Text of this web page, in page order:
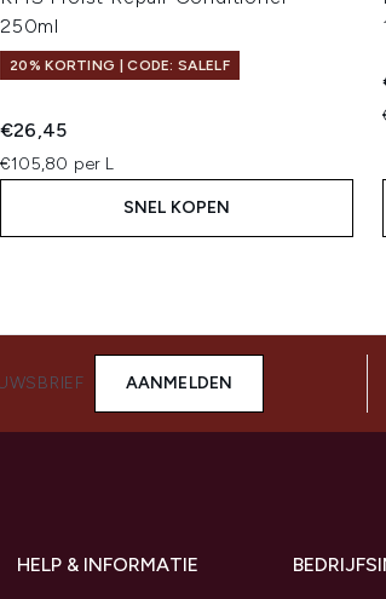
250ml
20% KORTING | CODE: SALELF
€26,45
€105,80 per L
SNEL KOPEN
AANMELDEN
HELP & INFORMATIE